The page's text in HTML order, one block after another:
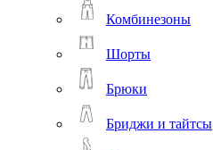
Комбинезоны
Шорты
Брюки
Бриджи и тайтсы